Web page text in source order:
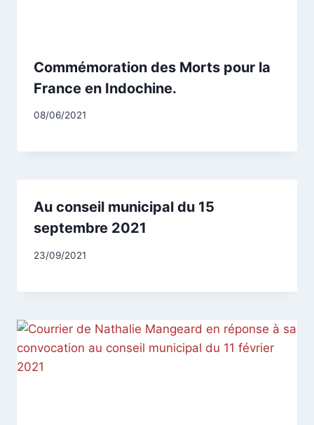
Commémoration des Morts pour la
France en Indochine.
Par
08/06/2021
Au conseil municipal du 15
septembre 2021
Par
23/09/2021